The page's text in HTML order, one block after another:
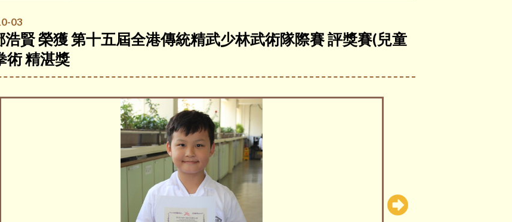
03
浩賢 榮獲 第十五屆全港傳統精武少林武術隊際賽 評獎賽(兒童
術 精湛獎